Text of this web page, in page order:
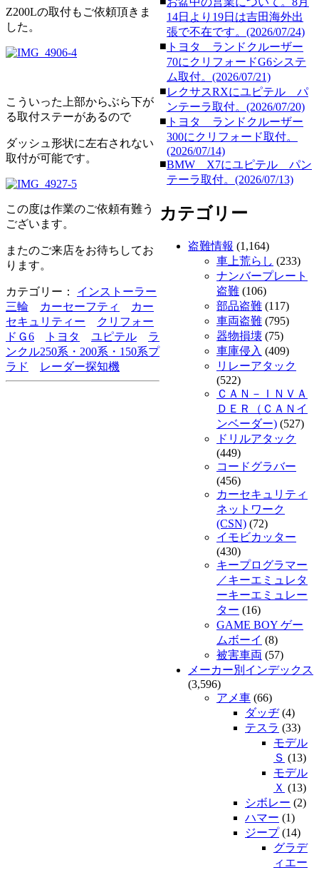
Z200Lの取付もご依頼頂きま
した。
こういった上部からぶら下が
る取付ステーがあるので
ダッシュ形状に左右されない
取付が可能です。
この度は作業のご依頼有難う
ございます。
またのご来店をお待ちしてお
ります。
カテゴリー：
インストーラー
三輪
カーセーフティ
カー
セキュリティー
クリフォー
ドＧ6
トヨタ ユピテル
ラ
ンクル250系・200系・150系プ
ラド
レーダー探知機
14日より19日は吉田海外出
張で不在です。(2026/07/24)
■ トヨタ ランドクルーザー
70にクリフォードG6システ
ム取付。(2026/07/21)
■レクサスRXにユピテル パ
ンテーラ取付。(2026/07/20)
■ トヨタ ランドクルーザー
300にクリフォード取付。
(2026/07/14)
■BMW X7にユピテル パン
テーラ取付。(2026/07/13)
カテゴリー
盗難情報 (1,164)
車上荒らし (233)
ナンバープレート
盗難 (106)
部品盗難 (117)
車両盗難 (795)
器物損壊 (75)
車庫侵入 (409)
リレーアタック
(522)
ＣＡＮ－ＩＮＶＡ
ＤＥＲ（ＣＡＮイ
ンベーダー) (527)
ドリルアタック
(449)
コードグラバー
(456)
カーセキュリティ
ネットワーク
(CSN) (72)
イモビカッター
(430)
キープログラマー
／キーエミュレタ
ーキーエミュレー
ター (16)
GAME BOY ゲー
ムボーイ (8)
被害車両 (57)
メーカー別インデックス
(3,596)
アメ車 (66)
ダッヂ(4)
テスラ (33)
モデル
Ｓ (13)
モデル
Ｘ (13)
シボレー (2)
ハマー (1)
ジープ(14)
グラデ
ィエー